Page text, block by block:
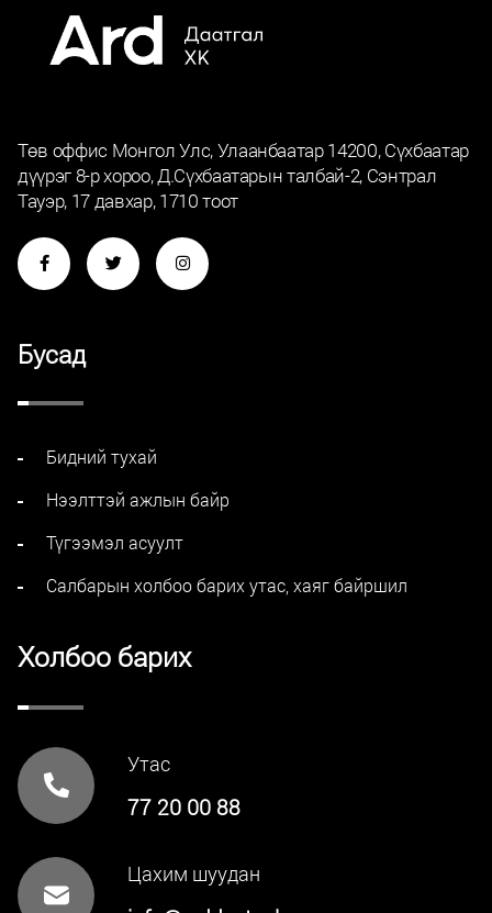
Төв оффис Монгол Улс, Улаанбаатар 14200, Сүхбаатар
дүүрэг 8-р хороо, Д.Сүхбаатарын талбай-2, Сэнтрал
Тауэр, 17 давхар, 1710 тоот
Бусад
Бидний тухай
Нээлттэй ажлын байр
Түгээмэл асуулт
Салбарын холбоо барих утас, хаяг байршил
Холбоо барих
Утас
77 20 00 88
Цахим шуудан